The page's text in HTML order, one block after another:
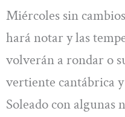
Miércoles sin
hará notar y las
volverán a rondar o
vertiente cantábrica
Soleado con algunas